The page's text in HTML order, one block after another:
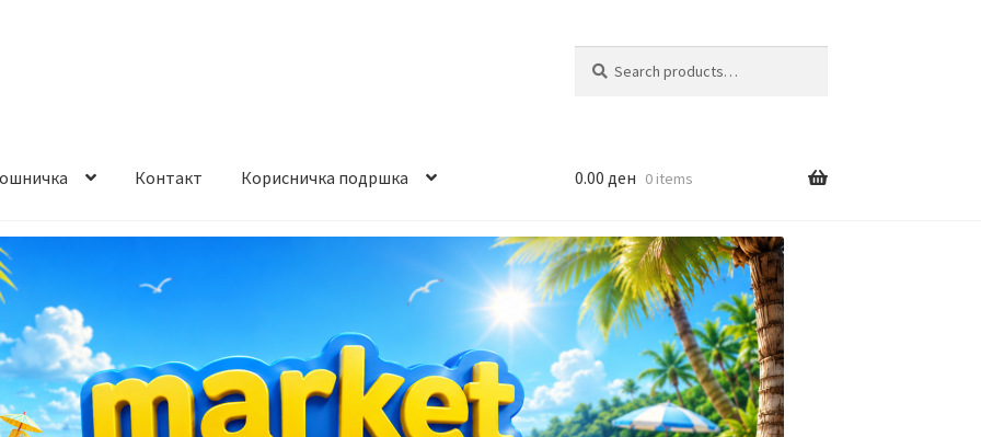
for:
Контакт Корисничка подршка
и начин на плаќање
на производ Услови за користење
0.00 ден 0 items